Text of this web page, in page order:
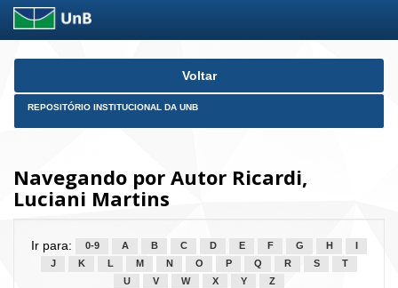
Skip
Voltar
REPOSITÓRIO INSTITUCIONAL DA UNB
Navegando por Autor Ricardi,
Luciani Martins
Ir para: 0-9 A B C D E F G H
J
K L M N O P Q R S
T
U
V W X Y Z